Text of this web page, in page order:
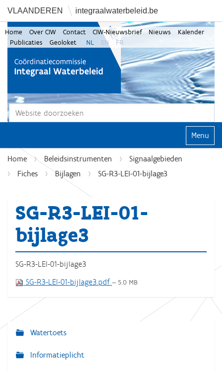
VLAANDEREN integraalwaterbeleid.be
Zoek
Home Over CIW Contact CIW-Nieuwsbrief Nieuws
Kalender
Publicaties
Geoloket NL EN FR
Klap
Home Beleidsinstrumenten
Signaalgebieden
Fiches
Bijlagen SG-R3-LEI-01-bijlage3
SG-R3-LEI-01-
bijlage3
SG-R3-LEI-01-bijlage3
SG-R3-LEI-01-bijlage3.pdf — 5.0 MB
N
a
Watertoets
Informatieplicht